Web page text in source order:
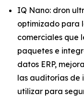
IQ Nano: dron
optimizado para
comerciales que
paquetes e
datos ERP,
las auditorías de
utilizar para